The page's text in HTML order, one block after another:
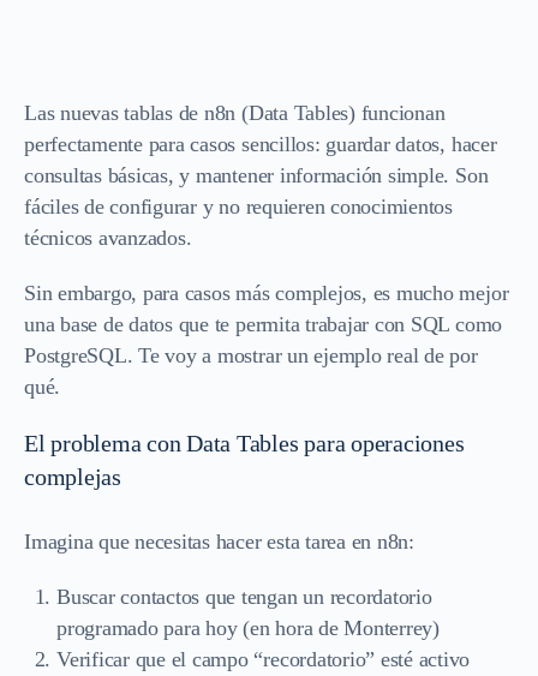
Las nuevas tablas de n8n (Data Tables) funcionan
perfectamente para casos sencillos: guardar datos, hacer
consultas básicas, y mantener información simple. Son
fáciles de configurar y no requieren conocimientos
técnicos avanzados.
Sin embargo, para casos más complejos, es mucho mejor
una base de datos que te permita trabajar con SQL como
PostgreSQL. Te voy a mostrar un ejemplo real de por
qué.
El problema con Data Tables para operaciones
complejas
Imagina que necesitas hacer esta tarea en n8n:
Buscar contactos que tengan un recordatorio
programado para hoy (en hora de Monterrey)
Verificar que el campo “recordatorio” esté activo